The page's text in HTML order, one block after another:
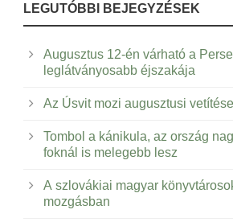
LEGUTÓBBI BEJEGYZÉSEK
Augusztus 12-én várható a
leglátványosabb éjszakája
Az Úsvit mozi augusztusi
Tombol a kánikula, az ország
foknál is melegebb lesz
A szlovákiai magyar
mozgásban